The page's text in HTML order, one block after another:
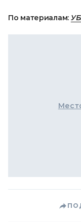
По материалам: